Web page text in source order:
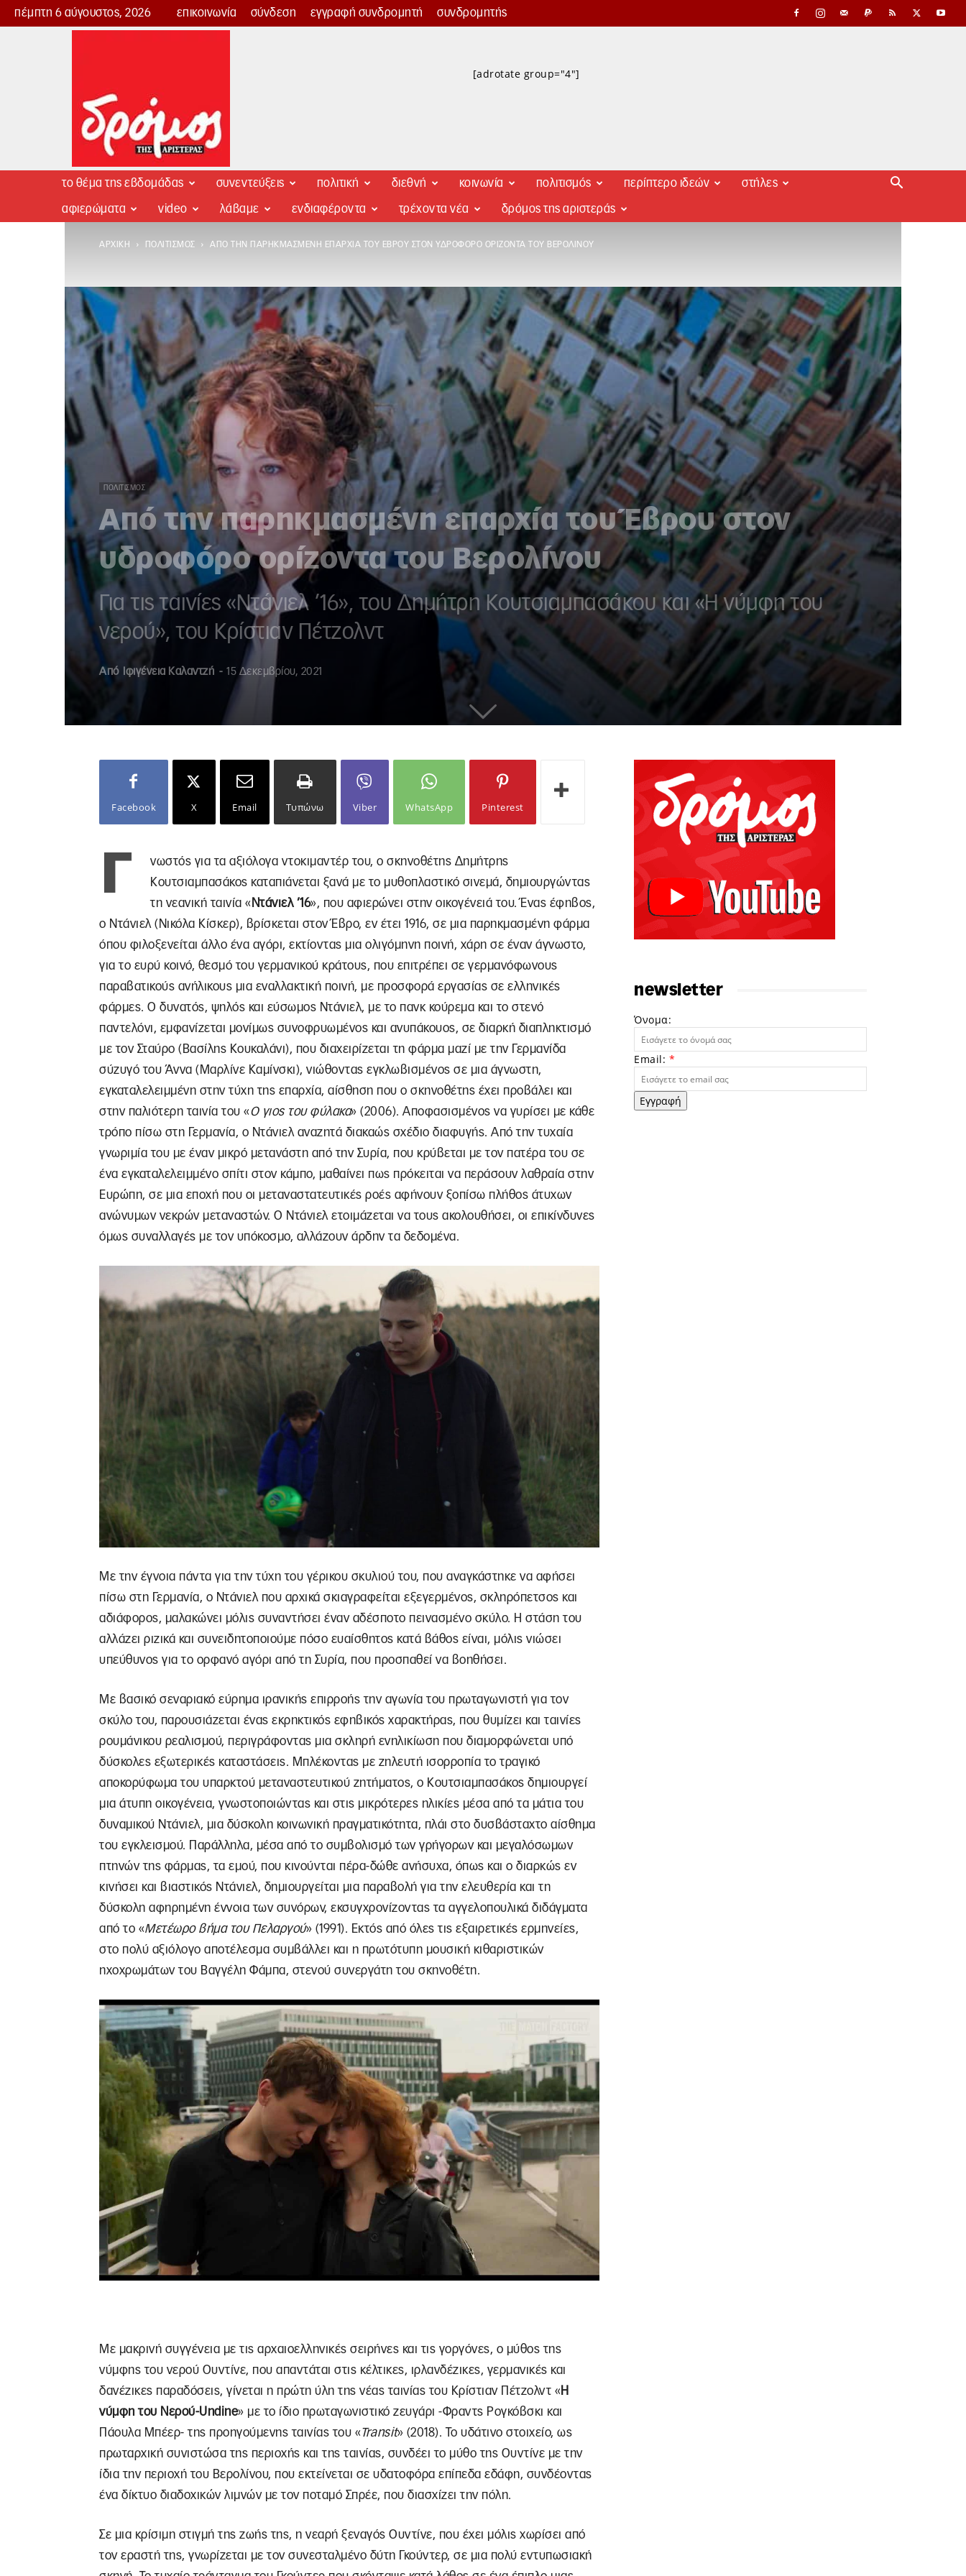
πέμπτη 6 αύγουστος, 2026 επικοινωνία σύνδεση εγγραφή συνδρομητή συνδρομητής
Δρόμος
[adrotate group="4"]
το θέμα της εβδομάδας συνεντεύξεις πολιτική διεθνή κοινωνία πολιτισμός περίπτερο ιδεών στήλες
αφιερώματα video λάβαμε ενδιαφέροντα τρέχοντα νέα δρόμος της αριστεράς
ΑΡΧΙΚΉ ΠΟΛΙΤΙΣΜΌΣ ΑΠΌ ΤΗΝ ΠΑΡΗΚΜΑΣΜΈΝΗ ΕΠΑΡΧΊΑ ΤΟΥ ΈΒΡΟΥ ΣΤΟΝ ΥΔΡΟΦΌΡΟ ΟΡΊΖΟΝΤΑ ΤΟΥ ΒΕΡΟΛΊΝΟΥ
ΠΟΛΙΤΙΣΜΌΣ
Από την παρηκμασμένη επαρχία του Έβρου στον
υδροφόρο ορίζοντα του Βερολίνου
Για τις ταινίες «Ντάνιελ ’16», του Δημήτρη Κουτσιαμπασάκου και «Η νύμφη του
νερού», του Κρίστιαν Πέτζολντ
Από Ιφιγένεια Καλαντζή - 15 Δεκεμβρίου, 2021
Facebook X Email Τυπώνω Viber WhatsApp Pinterest
Γ
νωστός για τα αξιόλογα ντοκιμαντέρ του, ο σκηνοθέτης Δημήτρης
Κουτσιαμπασάκος καταπιάνεται ξανά με το μυθοπλαστικό σινεμά, δημιουργώντας
τη νεανική ταινία « Ντάνιελ ’16», που αφιερώνει στην οικογένειά του. Ένας έφηβος,
ο Ντάνιελ (Νικόλα Κίσκερ), βρίσκεται στον Έβρο, εν έτει 1916, σε μια παρηκμασμένη φάρμα
όπου φιλοξενείται άλλο ένα αγόρι, εκτίοντας μια ολιγόμηνη ποινή, χάρη σε έναν άγνωστο,
για το ευρύ κοινό, θεσμό του γερμανικού κράτους, που επιτρέπει σε γερμανόφωνους
παραβατικούς ανήλικους μια εναλλακτική ποινή, με προσφορά εργασίας σε ελληνικές
φάρμες. Ο δυνατός, ψηλός και εύσωμος Ντάνιελ, με το πανκ κούρεμα και το στενό
παντελόνι, εμφανίζεται μονίμως συνοφρυωμένος και ανυπάκουος, σε διαρκή διαπληκτισμό
με τον Σταύρο (Βασίλης Κουκαλάνι), που διαχειρίζεται τη φάρμα μαζί με την Γερμανίδα
σύζυγό του Άννα (Μαρλίνε Καμίνσκι), νιώθοντας εγκλωβισμένος σε μια άγνωστη,
εγκαταλελειμμένη στην τύχη της επαρχία, αίσθηση που ο σκηνοθέτης έχει προβάλει και
στην παλιότερη ταινία του «Ο γιος του φύλακα» (2006). Αποφασισμένος να γυρίσει με κάθε
τρόπο πίσω στη Γερμανία, ο Ντάνιελ αναζητά διακαώς σχέδιο διαφυγής. Από την τυχαία
γνωριμία του με έναν μικρό μετανάστη από την Συρία, που κρύβεται με τον πατέρα του σε
ένα εγκαταλελειμμένο σπίτι στον κάμπο, μαθαίνει πως πρόκειται να περάσουν λαθραία στην
Ευρώπη, σε μια εποχή που οι μεταναστατευτικές ροές αφήνουν ξοπίσω πλήθος άτυχων
ανώνυμων νεκρών μεταναστών. Ο Ντάνιελ ετοιμάζεται να τους ακολουθήσει, οι επικίνδυνες
όμως συναλλαγές με τον υπόκοσμο, αλλάζουν άρδην τα δεδομένα.
Με την έγνοια πάντα για την τύχη του γέρικου σκυλιού του, που αναγκάστηκε να αφήσει
πίσω στη Γερμανία, ο Ντάνιελ που αρχικά σκιαγραφείται εξεγερμένος, σκληρόπετσος και
αδιάφορος, μαλακώνει μόλις συναντήσει έναν αδέσποτο πεινασμένο σκύλο. Η στάση του
αλλάζει ριζικά και συνειδητοποιούμε πόσο ευαίσθητος κατά βάθος είναι, μόλις νιώσει
υπεύθυνος για το ορφανό αγόρι από τη Συρία, που προσπαθεί να βοηθήσει.
Με βασικό σεναριακό εύρημα ιρανικής επιρροής την αγωνία του πρωταγωνιστή για τον
σκύλο του, παρουσιάζεται ένας εκρηκτικός εφηβικός χαρακτήρας, που θυμίζει και ταινίες
ρουμάνικου ρεαλισμού, περιγράφοντας μια σκληρή ενηλικίωση που διαμορφώνεται υπό
δύσκολες εξωτερικές καταστάσεις. Μπλέκοντας με ζηλευτή ισορροπία το τραγικό
αποκορύφωμα του υπαρκτού μεταναστευτικού ζητήματος, ο Κουτσιαμπασάκος δημιουργεί
μια άτυπη οικογένεια, γνωστοποιώντας και στις μικρότερες ηλικίες μέσα από τα μάτια του
δυναμικού Ντάνιελ, μια δύσκολη κοινωνική πραγματικότητα, πλάι στο δυσβάσταχτο αίσθημα
του εγκλεισμού. Παράλληλα, μέσα από το συμβολισμό των γρήγορων και μεγαλόσωμων
πτηνών της φάρμας, τα εμού, που κινούνται πέρα-δώθε ανήσυχα, όπως και ο διαρκώς εν
κινήσει και βιαστικός Ντάνιελ, δημιουργείται μια παραβολή για την ελευθερία και τη
δύσκολη αφηρημένη έννοια των συνόρων, εκσυγχρονίζοντας τα αγγελοπουλικά διδάγματα
από το «Μετέωρο βήμα του Πελαργού» (1991). Εκτός από όλες τις εξαιρετικές ερμηνείες,
στο πολύ αξιόλογο αποτέλεσμα συμβάλλει και η πρωτότυπη μουσική κιθαριστικών
ηχοχρωμάτων του Βαγγέλη Φάμπα, στενού συνεργάτη του σκηνοθέτη.
Με μακρινή συγγένεια με τις αρχαιοελληνικές σειρήνες και τις γοργόνες, ο μύθος της
νύμφης του νερού Ουντίνε, που απαντάται στις κέλτικες, ιρλανδέζικες, γερμανικές και
δανέζικες παραδόσεις, γίνεται η πρώτη ύλη της νέας ταινίας του Κρίστιαν Πέτζολντ «Η
νύμφη του Νερού-Undine» με το ίδιο πρωταγωνιστικό ζευγάρι -Φραντς Ρογκόβσκι και
Πάουλα Μπέερ- της προηγούμενης ταινίας του «Transit» (2018). Το υδάτινο στοιχείο, ως
πρωταρχική συνιστώσα της περιοχής και της ταινίας, συνδέει το μύθο της Ουντίνε με την
ίδια την περιοχή του Βερολίνου, που εκτείνεται σε υδατοφόρα επίπεδα εδάφη, συνδέοντας
ένα δίκτυο διαδοχικών λιμνών με τον ποταμό Σπρέε, που διασχίζει την πόλη.
Σε μια κρίσιμη στιγμή της ζωής της, η νεαρή ξεναγός Ουντίνε, που έχει μόλις χωρίσει από
τον εραστή της, γνωρίζεται με τον συνεσταλμένο δύτη Γκούντερ, σε μια πολύ εντυπωσιακή
newsletter
Όνομα:
Email: *
Εγγραφή